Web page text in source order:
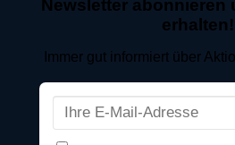
Newsletter abonnieren
erhalten!
Immer gut informiert über